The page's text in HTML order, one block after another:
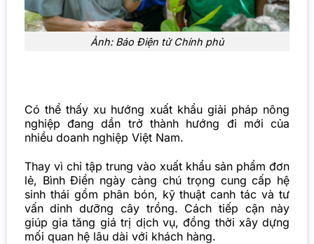
Ảnh: Báo Điện tử Chính phủ
Có thể thấy xu hướng xuất khẩu giải pháp nông
nghiệp đang dần trở thành hướng đi mới của
nhiều doanh nghiệp Việt Nam.
Thay vì chỉ tập trung vào xuất khẩu sản phẩm đơn
lẻ, Bình Điền ngày càng chú trọng cung cấp hệ
sinh thái gồm phân bón, kỹ thuật canh tác và tư
vấn dinh dưỡng cây trồng. Cách tiếp cận này
giúp gia tăng giá trị dịch vụ, đồng thời xây dựng
mối quan hệ lâu dài với khách hàng.